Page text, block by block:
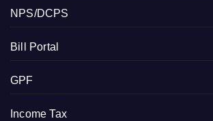
NPS/DCPS
Bill Portal
GPF
Income Tax